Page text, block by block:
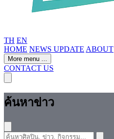
TH EN
HOME NEWS UPDATE ABOUT
More menu ...
CONTACT US
ค้นหาข่าว